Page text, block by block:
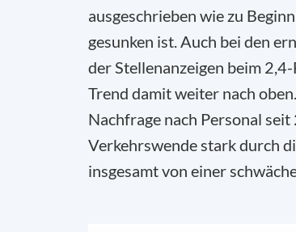
ausgeschrieben wie zu
gesunken ist. Auch bei den
der Stellenanzeigen beim
Trend damit weiter nach
Nachfrage nach Personal
Verkehrswende stark durch
insgesamt von einer